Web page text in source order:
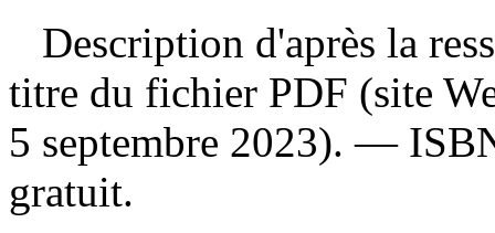
Description d'après la
titre du fichier PDF (site
5 septembre 2023). —
gratuit.